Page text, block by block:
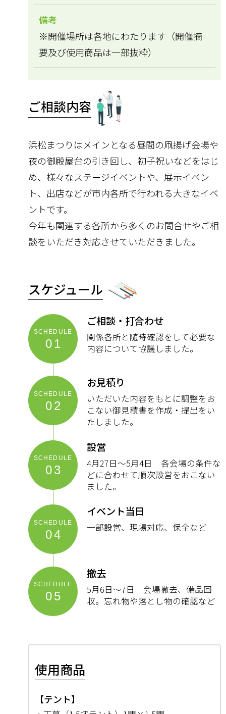
備考
※開催場所は各地にわたります（開催摘
要及び使用商品は一部抜粋）
ご相談内容
浜松まつりはメインとなる昼間の凧揚げ会場や
夜の御殿屋台の引き回し、初子祝いなどをはじ
め、様々なステージイベントや、展示イベン
ト、出店などが市内各所で行われる大きなイベ
ントです。
今年も関連する各所から多くのお問合せやご相
談をいただき対応させていただきました。
スケジュール
01
ご相談・打合わせ
関係各所と随時確認をして必要な
内容について協議しました。
02
お見積り
いただいた内容をもとに調整をお
こない御見積書を作成・提出をい
たしました。
03
設営
4月27日～5月4日 各会場の条件な
どに合わせて順次設営をおこない
ました。
04
イベント当日
一部設営、現場対応、保全など
05
撤去
5月6日～7日 会場撤去、備品回
収。忘れ物や落とし物の確認など
使用商品
【テント】